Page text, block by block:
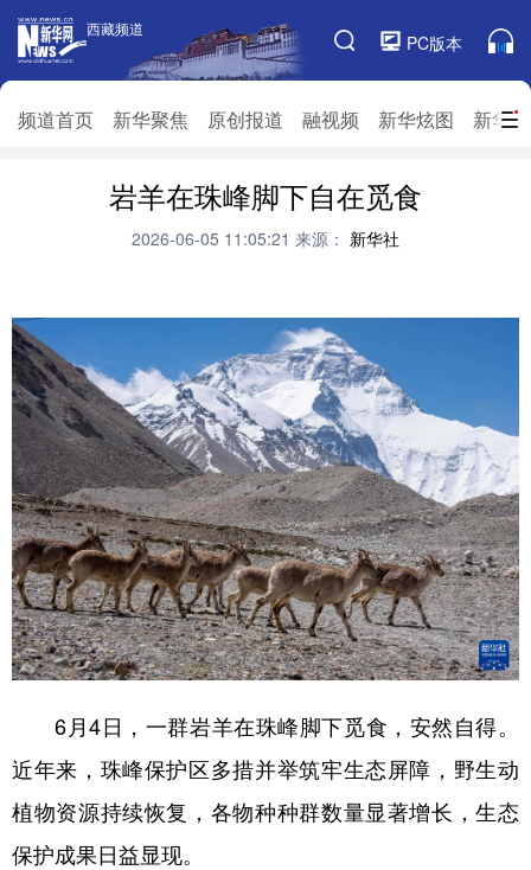
西藏频道
PC版本
频道首页 新华聚焦 原创报道 融视频 新华炫图 新华
西藏频道
频道栏目
频道首页 新华聚焦 原创报道
新华访谈 新华云直播
推广信息
岩羊在珠峰脚下自在觅食
2026-06-05 11:05:21 来源： 新华社
6月4日，一群岩羊在珠峰脚下觅食，安然自得。
近年来，珠峰保护区多措并举筑牢生态屏障，野生动
植物资源持续恢复，各物种种群数量显著增长，生态
保护成果日益显现。